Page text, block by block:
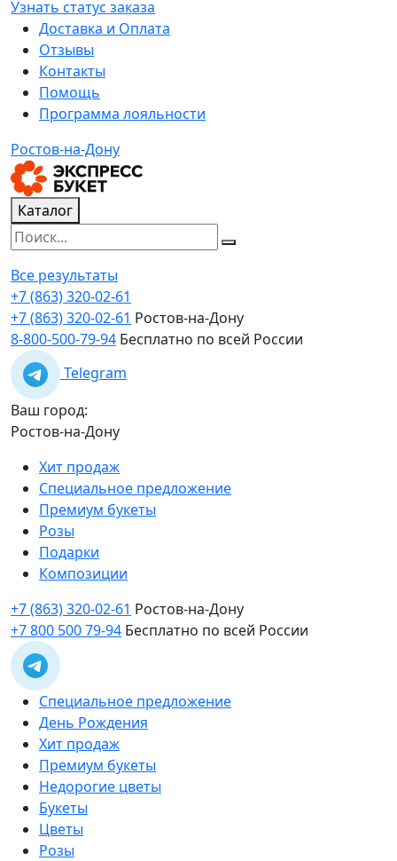
Узнать статус заказа
Доставка и Оплата
Отзывы
Контакты
Помощь
Программа лояльности
Ростов-на-Дону
Каталог
Все результаты
+7 (863) 320-02-61
+7 (863) 320-02-61 Ростов-на-Дону
8-800-500-79-94 Бесплатно по всей России
Telegram
Ваш город:
Ростов-на-Дону
Хит продаж
Специальное предложение
Премиум букеты
Розы
Подарки
Композиции
+7 (863) 320-02-61 Ростов-на-Дону
+7 800 500 79-94 Бесплатно по всей России
Специальное предложение
День Рождения
Хит продаж
Премиум букеты
Недорогие цветы
Букеты
Цветы
Розы